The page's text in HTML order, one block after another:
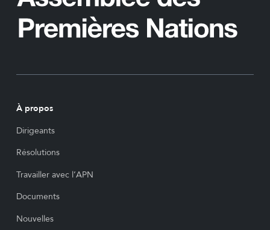
À propos
Dirigeants
Résolutions
Travailler avec l’APN
Documents
Nouvelles